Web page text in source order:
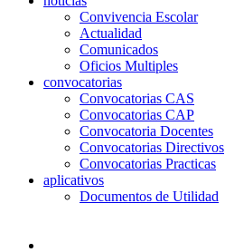
Convivencia Escolar
Actualidad
Comunicados
Oficios Multiples
convocatorias
Convocatorias CAS
Convocatorias CAP
Convocatoria Docentes
Convocatorias Directivos
Convocatorias Practicas
aplicativos
Documentos de Utilidad